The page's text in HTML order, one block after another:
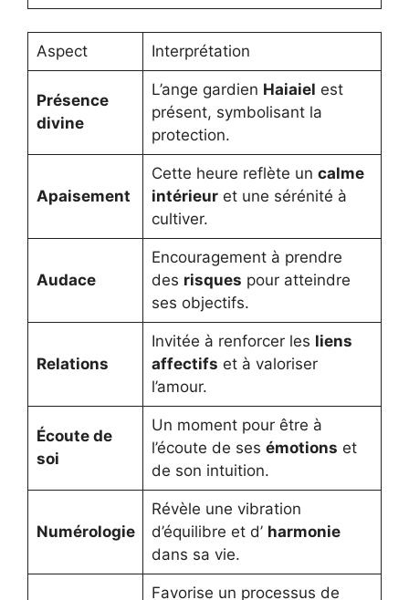
Aspect Interprétation
Présence
divine
L’ange gardien Haiaiel est
présent, symbolisant la
protection.
Apaisement
Cette heure reflète un calme
intérieuret une sérénité à
cultiver.
Audace
Encouragement à prendre
des risques pour atteindre
ses objectifs.
Relations
Invitée à renforcer les liens
affectifs et à valoriser
l’amour.
Écoute de
soi
Un moment pour être à
l’écoute de ses émotions et
de son intuition.
Numérologie
Révèle une vibration
d’équilibre et d’ harmonie
dans sa vie.
Favorise un processus de